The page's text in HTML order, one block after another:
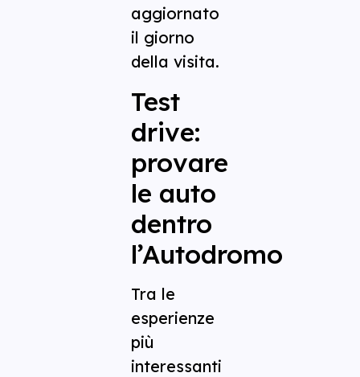
aggiornato
il giorno
della visita.
Test
drive:
provare
le auto
dentro
l’Autodromo
Tra le
esperienze
più
interessanti